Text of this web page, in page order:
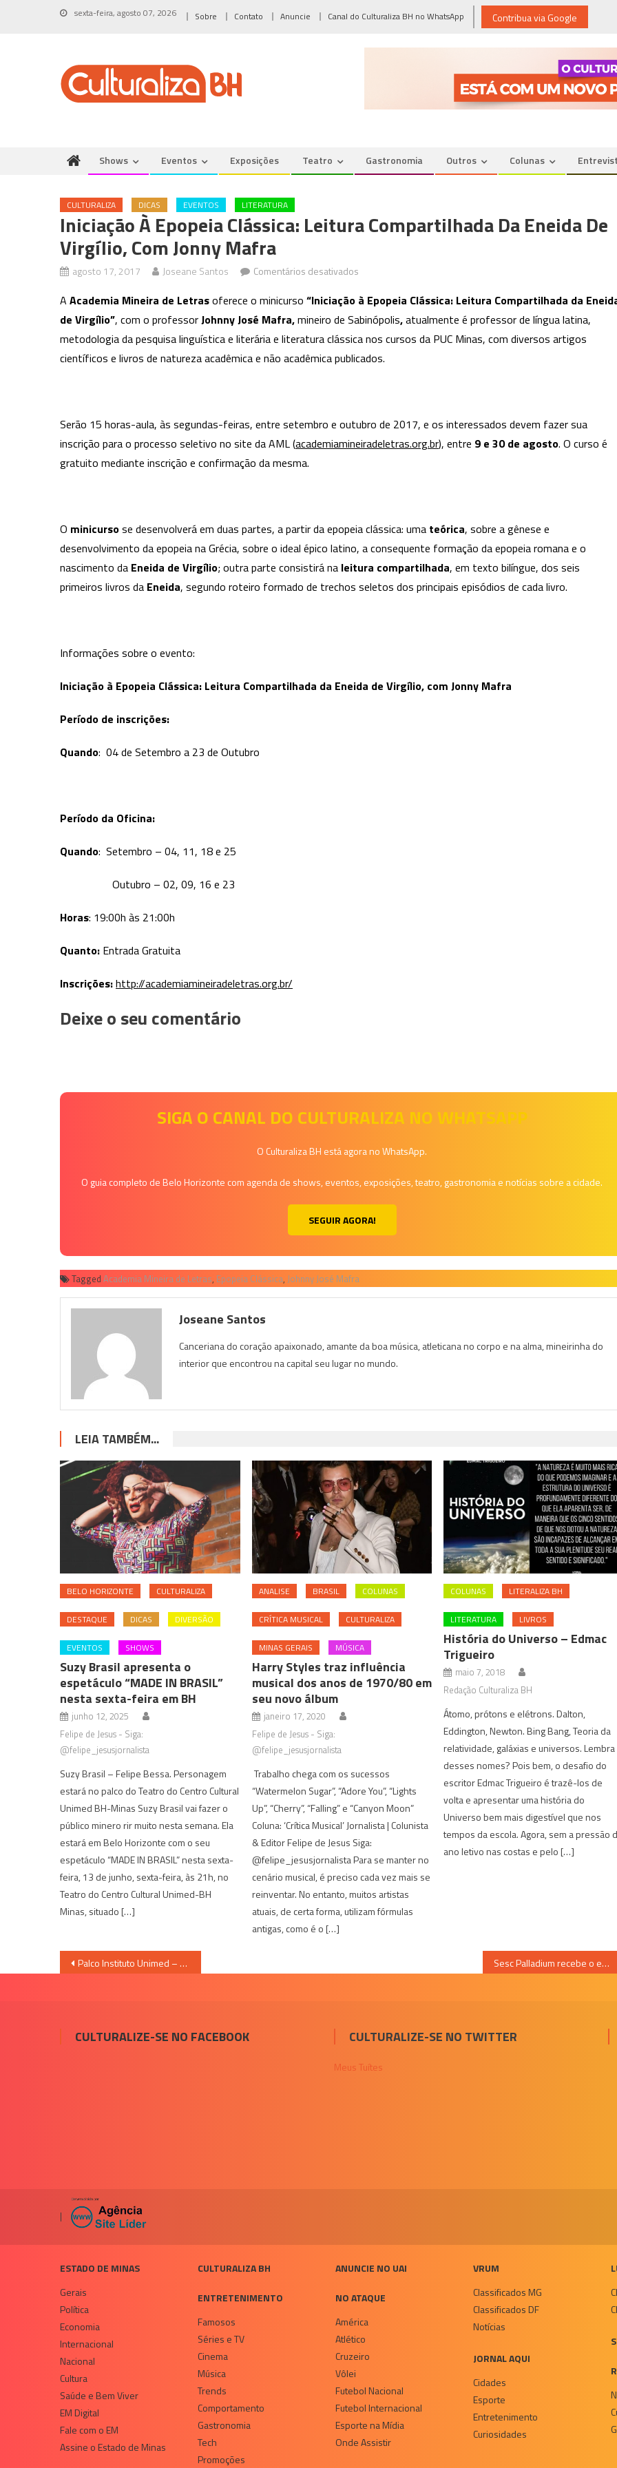
sexta-feira, agosto 07, 2026 Sobre Contato Anuncie Canal do Culturaliza BH no WhatsApp Contribua via Google
Shows Eventos Exposições Teatro Gastronomia Outros Colunas
CULTURALIZA DICAS EVENTOS LITERATURA
Iniciação À Epopeia Clássica: Leitura Compartilhada Da Eneida De
Virgílio, Com Jonny Mafra
agosto 17, 2017 Joseane Santos Comentários desativados
à
Epopeia
Clássica:
Leitura
de
Virgílio,
A Academia Mineira de Letrasoferece o minicurso “Iniciação à Epopeia Clássica: Leitura Compartilhada da
de Virgílio”, com o professorJohnny José Mafra,mineiro de Sabinópolis,atualmente é professor de língua latina,
metodologia da pesquisa linguística e literária e literatura clássica nos cursos da PUC Minas, com diversos artigos
científicos e livros de natureza acadêmica e não acadêmica publicados.
Serão 15 horas-aula, às segundas-feiras, entre setembro e outubro de 2017, e os interessados devem fazer sua
inscrição para o processo seletivo no site da AML (academiamineiradeletras.org.br), entre 9 e 30 de agosto. O curso é
gratuito mediante inscrição e confirmação da mesma.
O minicursose desenvolverá em duas partes, a partir da epopeia clássica: uma teórica, sobre a gênese e
desenvolvimento da epopeia na Grécia, sobre o ideal épico latino, a consequente formação da epopeia romana e o
nascimento da Eneida de Virgílio; outra parte consistirá na leitura compartilhada, em texto bilíngue, dos seis
primeiros livros da Eneida, segundo roteiro formado de trechos seletos dos principais episódios de cada livro.
Informações sobre o evento:
Iniciação à Epopeia Clássica: Leitura Compartilhada da Eneida de Virgílio, com Jonny Mafra
Período de inscrições:
Quando: 04 de Setembro a 23 de Outubro
Período da Oficina:
Quando: Setembro – 04, 11, 18 e 25
Outubro – 02, 09, 16 e 23
Horas: 19:00h às 21:00h
Quanto: Entrada Gratuita
Inscrições:http://academiamineiradeletras.org.br/
Deixe o seu comentário
SIGA O CANAL DO CULTURALIZA NO WHATSAPP
O Culturaliza BH está agora no WhatsApp.
O guia completo de Belo Horizonte com agenda de shows, eventos, exposições, teatro, gastronomia e notícias sobre a cidade.
SEGUIR AGORA!
Tagged Academia Mineira de Letras, Epopeia Clássica, Johnny José Mafra
Joseane Santos
Canceriana do coração apaixonado, amante da boa música, atleticana no corpo e na alma, mineirinha do
interior que encontrou na capital seu lugar no mundo.
LEIA TAMBÉM...
BELO HORIZONTE CULTURALIZA
DESTAQUE DICAS DIVERSÃO
EVENTOS SHOWS
Suzy Brasil apresenta o
espetáculo “MADE IN BRASIL”
nesta sexta-feira em BH
junho 12, 2025
Felipe de Jesus - Siga:
@felipe_jesusjornalista
Suzy Brasil – Felipe Bessa. Personagem
estará no palco do Teatro do Centro Cultural
Unimed BH-Minas Suzy Brasil vai fazer o
público minero rir muito nesta semana. Ela
estará em Belo Horizonte com o seu
espetáculo “MADE IN BRASIL” nesta sexta-
feira, 13 de junho, sexta-feira, às 21h, no
Teatro do Centro Cultural Unimed-BH
Minas, situado […]
ANALISE BRASIL COLUNAS
CRÍTICA MUSICAL CULTURALIZA
MINAS GERAIS MÚSICA
Harry Styles traz influência
musical dos anos de 1970/80 em
seu novo álbum
janeiro 17, 2020
Felipe de Jesus - Siga:
@felipe_jesusjornalista
Trabalho chega com os sucessos
“Watermelon Sugar”, “Adore You”, “Lights
Up”, “Cherry”, “Falling” e “Canyon Moon”
Coluna: ‘Crítica Musical’ Jornalista | Colunista
& Editor Felipe de Jesus Siga:
@felipe_jesusjornalista Para se manter no
cenário musical, é preciso cada vez mais se
reinventar. No entanto, muitos artistas
atuais, de certa forma, utilizam fórmulas
antigas, como é o […]
COLUNAS LITERALIZA BH
LITERATURA LIVROS
História do Universo – Edmac
Trigueiro
maio 7, 2018
Redação Culturaliza BH
Átomo, prótons e elétrons. Dalton,
Eddington, Newton. Bing Bang, Teoria da
relatividade, galáxias e universos. Lembra
desses nomes? Pois bem, o desafio do
escritor Edmac Trigueiro é trazê-los de
volta e apresentar uma história do
Universo bem mais digestível que nos
tempos da escola. Agora, sem a pressão
ano letivo nas costas e pelo […]
Navegação
Palco Instituto Unimed – Savassi Festival 2017 Sesc Palladium recebe o espetáculo “Os Indicados”, a partir de amanhã
CULTURALIZE-SE NO FACEBOOK CULTURALIZE-SE NO TWITTER
Meus Tuítes
|
ESTADO DE MINAS
Gerais
Política
Economia
Internacional
Nacional
Cultura
Saúde e Bem Viver
EM Digital
Fale com o EM
Assine o Estado de Minas
CULTURALIZA BH
ENTRETENIMENTO
Famosos
Séries e TV
Cinema
Música
Trends
Comportamento
Gastronomia
Tech
Promoções
ANUNCIE NO UAI
NO ATAQUE
América
Atlético
Cruzeiro
Vôlei
Futebol Nacional
Futebol Internacional
Esporte na Mídia
Onde Assistir
VRUM
Classificados MG
Classificados DF
Notícias
JORNAL AQUI
Cidades
Esporte
Entretenimento
Curiosidades